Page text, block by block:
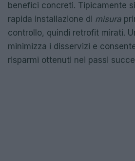
benefici concreti. Tipicamente
rapida installazione di misura
controllo, quindi retrofit mirati.
minimizza i disservizi e
risparmi ottenuti nei passi